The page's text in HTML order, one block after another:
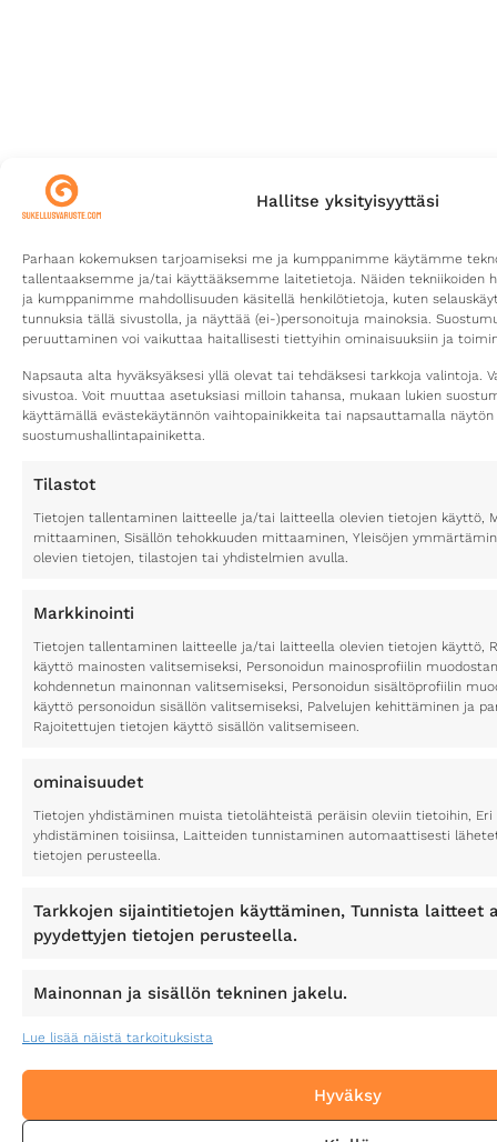
Hallitse yksityisyyttäsi
Parhaan kokemuksen tarjoamiseksi me ja kumppanimme käytämme
tallentaaksemme ja/tai käyttääksemme laitetietoja. Näiden tekniikoiden
ja kumppanimme mahdollisuuden käsitellä henkilötietoja, kuten
tunnuksia tällä sivustolla, ja näyttää (ei-)personoituja mainoksia.
peruuttaminen voi vaikuttaa haitallisesti tiettyihin ominaisuuksiin ja
Napsauta alta hyväksyäksesi yllä olevat tai tehdäksesi tarkkoja valintoja.
sivustoa. Voit muuttaa asetuksiasi milloin tahansa, mukaan lukien
käyttämällä evästekäytännön vaihtopainikkeita tai napsauttamalla näytön
suostumushallintapainiketta.
Tilastot
Tietojen tallentaminen laitteelle ja/tai laitteella olevien tietojen käyttö,
mittaaminen, Sisällön tehokkuuden mittaaminen, Yleisöjen
olevien tietojen, tilastojen tai yhdistelmien avulla.
Markkinointi
Tietojen tallentaminen laitteelle ja/tai laitteella olevien tietojen käyttö,
käyttö mainosten valitsemiseksi, Personoidun mainosprofiilin
kohdennetun mainonnan valitsemiseksi, Personoidun sisältöprofiilin
käyttö personoidun sisällön valitsemiseksi, Palvelujen kehittäminen ja
Rajoitettujen tietojen käyttö sisällön valitsemiseen.
ominaisuudet
Tietojen yhdistäminen muista tietolähteistä peräisin oleviin tietoihin,
yhdistäminen toisiinsa, Laitteiden tunnistaminen automaattisesti
tietojen perusteella.
Tarkkojen sijaintitietojen käyttäminen, Tunnista laitteet
pyydettyjen tietojen perusteella.
Mainonnan ja sisällön tekninen jakelu.
Lue lisää näistä tarkoituksista
Hyväksy